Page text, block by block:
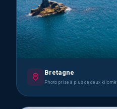
Bretagne
Photo prise à plus de deux